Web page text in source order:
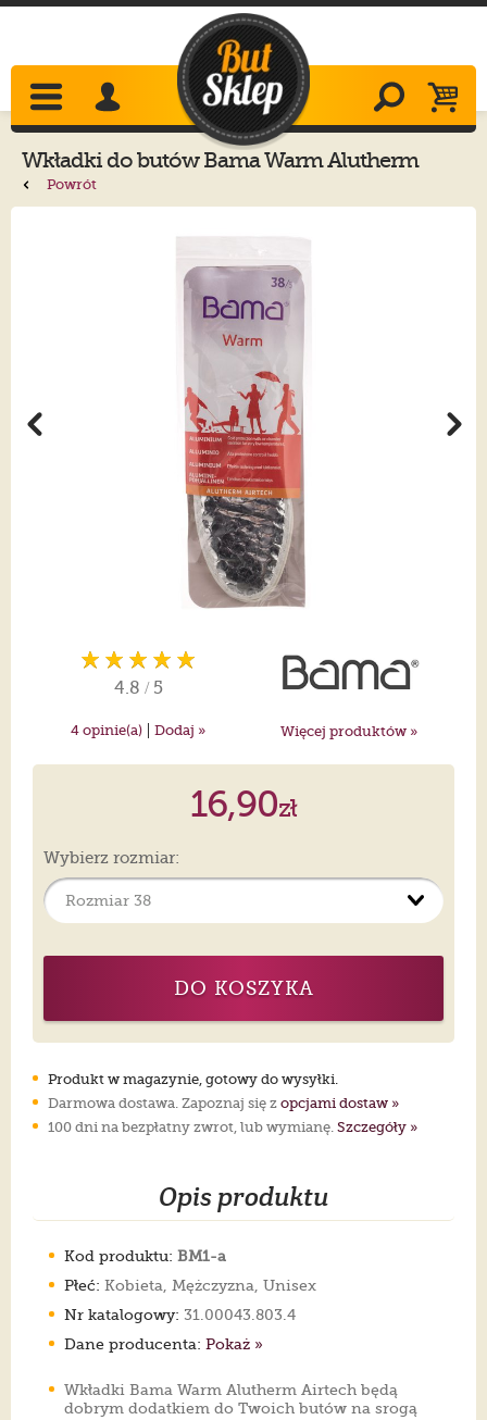
Wkładki do butówBamaWarm Alutherm
Airtech
Powrót
4.8 / 5
4 opinie(a) | Dodaj » Więcej produktów »
16,90zł
Wybierz rozmiar:
DO KOSZYKA
Produkt w magazynie, gotowy do wysyłki.
Darmowa dostawa. Zapoznaj się z opcjami dostaw »
100 dni na bezpłatny zwrot, lub wymianę. Szczegóły »
Opis produktu
Kod produktu: BM1-a
Płeć: Kobieta, Mężczyzna, Unisex
Nr katalogowy: 31.00043.803.4
Dane producenta: Pokaż »
Wkładki Bama Warm Alutherm Airtech będą
dobrym dodatkiem do Twoich butów na srogą